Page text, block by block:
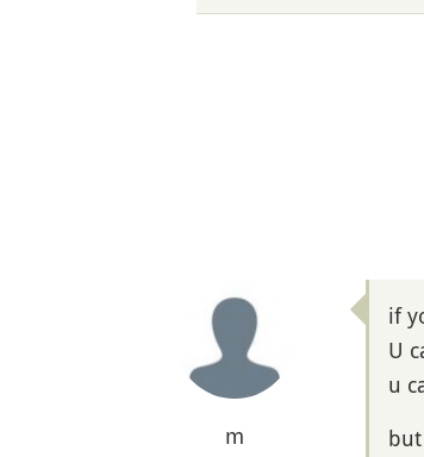
m
if
U
u